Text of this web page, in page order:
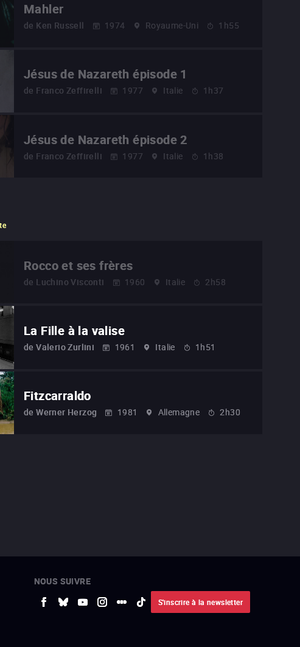
Mahler
de Ken Russell 1974 Royaume-Uni 1h55
Jésus de Nazareth épisode 1
de Franco Zeffirelli 1977 Italie 1h37
Jésus de Nazareth épisode 2
de Franco Zeffirelli 1977 Italie 1h38
Rocco et ses frères
de Luchino Visconti 1960 Italie 2h58
La Fille à la valise
de Valerio Zurlini 1961 Italie 1h51
Fitzcarraldo
de Werner Herzog 1981 Allemagne 2h30
NOUS SUIVRE
S'inscrire à la newsletter